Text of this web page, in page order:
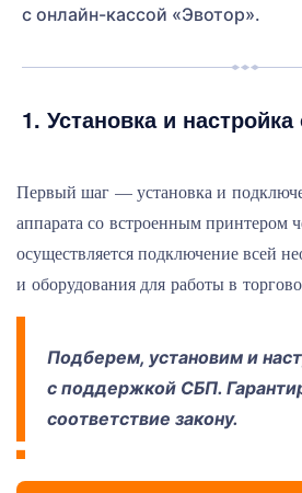
с онлайн-кассой «Эвотор».
1. Установка и
Первый шаг — установка и
аппарата со встроенным принтером
осуществляется подключение всей
и оборудования для работы в
Подберем, установим и
с поддержкой СБП.
соответствие закону.